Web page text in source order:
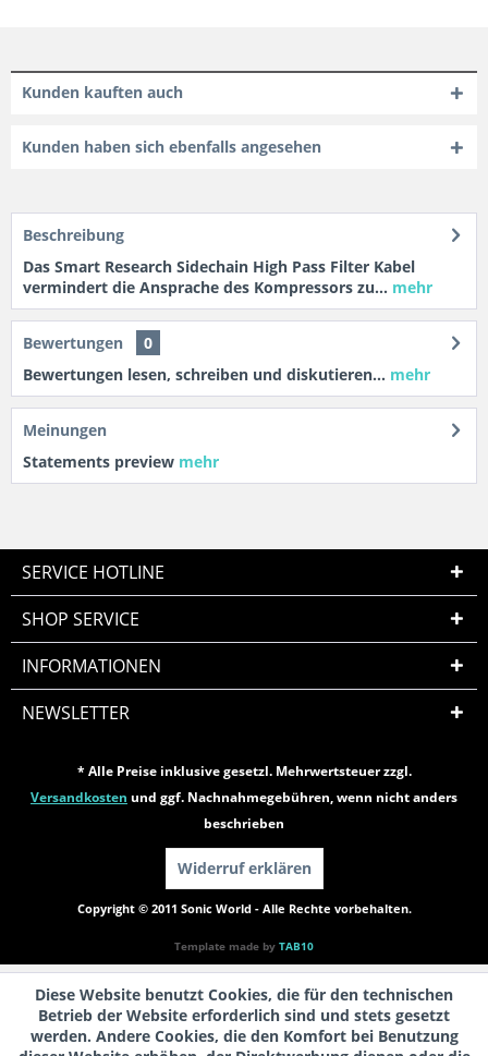
Kunden kauften auch
Kunden haben sich ebenfalls angesehen
Beschreibung
Das Smart Research Sidechain High Pass Filter Kabel
vermindert die Ansprache des Kompressors zu... mehr
Bewertungen
0
Bewertungen lesen, schreiben und diskutieren... mehr
Meinungen
Statements preview mehr
SERVICE HOTLINE
SHOP SERVICE
INFORMATIONEN
NEWSLETTER
* Alle Preise inklusive gesetzl. Mehrwertsteuer zzgl.
Versandkosten und ggf. Nachnahmegebühren, wenn nicht anders
beschrieben
Widerruf erklären
Copyright © 2011 Sonic World - Alle Rechte vorbehalten.
Template made by TAB10
Diese Website benutzt Cookies, die für den technischen
Betrieb der Website erforderlich sind und stets gesetzt
werden. Andere Cookies, die den Komfort bei Benutzung